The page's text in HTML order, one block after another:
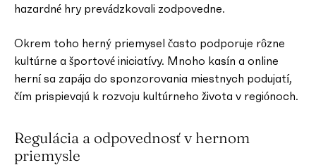
hazardné hry prevádzkovali zodpovedne.
Okrem toho herný priemysel často podporuje rôzne
kultúrne a športové iniciatívy. Mnoho kasín a online
herní sa zapája do sponzorovania miestnych podujatí,
čím prispievajú k rozvoju kultúrneho života v regiónoch.
Regulácia a odpovednosť v hernom
priemysle